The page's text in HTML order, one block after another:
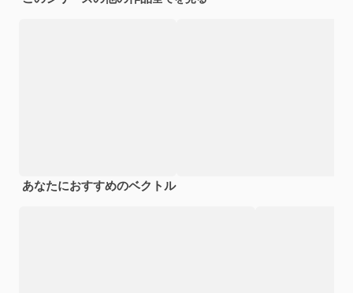
あなたにおすすめのベクトル